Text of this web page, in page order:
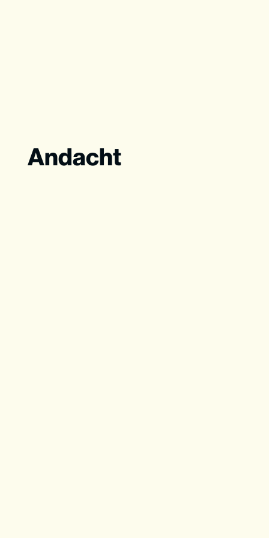
Andacht